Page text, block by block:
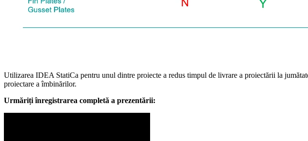
Utilizarea IDEA StatiCa pentru unul dintre proiecte a redus timpul de livrare a proiectării la
proiectare a îmbinărilor.
Urmăriți înregistrarea completă a prezentării: